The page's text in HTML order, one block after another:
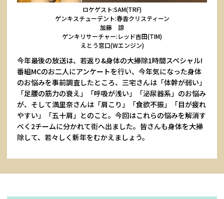
ロケゲスト:SAM(TRF)
ゲンキスチューデント:春香クリスティーン
加藤 諒
ゲンキリサーチャー:レッド吉田(TIM)
えとう窓口(Wエンジン)
今年最後の放送は、若返り&身体の大掃除1時間スペシャル!
番組MCのお二人にアンケートを行い、今年気になった身体
のお悩みを事前調査したところ、三宅さんは「体幹が弱い」
「足腰の筋力の衰え」「呼吸が浅い」「泌尿器系」のお悩み
が、そして満里奈さんは「肩こり」「食欲不振」「目が疲れ
やすい」「五十肩」とのこと。今回はこれらの悩みを解消す
べく2チームに分かれて街へ出ました。皆さんも身体を大掃
除して、若々しく新年をむかえましょう。